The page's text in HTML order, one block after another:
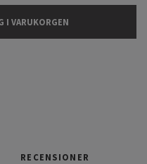
I VARUKORGEN
RECENSIONER